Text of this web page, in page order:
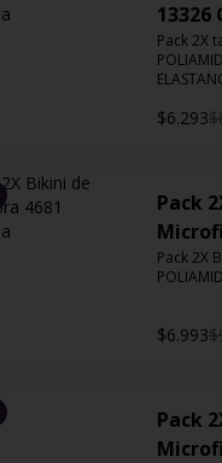
Pack 2X
$6.293
Pack
Pack 2X
$6.993
Pack